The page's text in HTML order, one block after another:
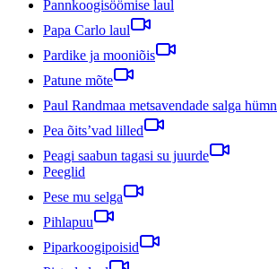
Pannkoogisöömise laul
Papa Carlo laul
Pardike ja mooniõis
Patune mõte
Paul Randmaa metsavendade salga hümn
Pea õits’vad lilled
Peagi saabun tagasi su juurde
Peeglid
Pese mu selga
Pihlapuu
Piparkoogipoisid